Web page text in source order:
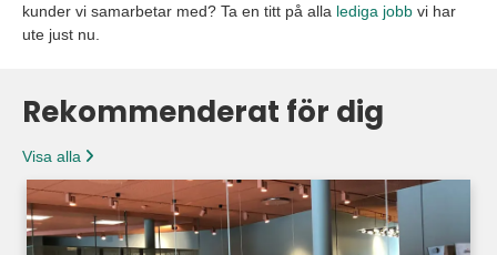
kunder vi samarbetar med? Ta en titt på alla lediga jobb vi har
ute just nu.
Rekommenderat för dig
Visa alla